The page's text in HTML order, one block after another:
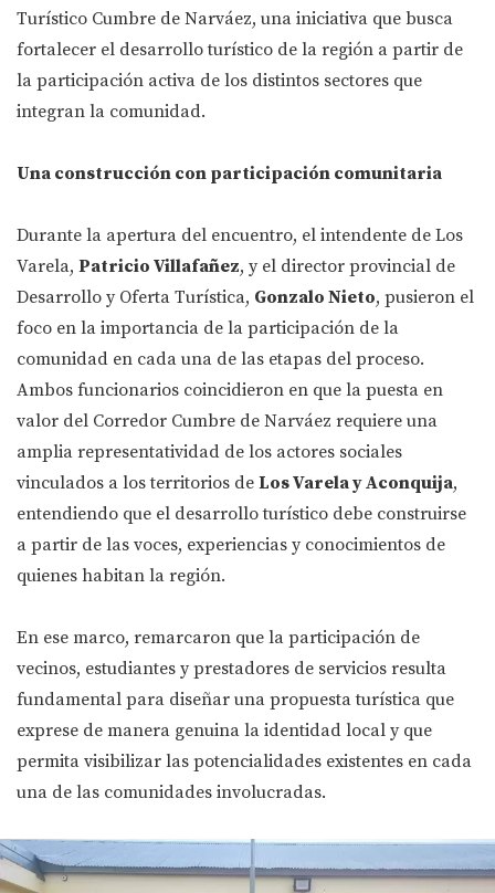
Turístico Cumbre de Narváez, una iniciativa que busca
fortalecer el desarrollo turístico de la región a partir de
la participación activa de los distintos sectores que
integran la comunidad.
Una construcción con participación comunitaria
Durante la apertura del encuentro, el intendente de Los
Varela, Patricio Villafañez, y el director provincial de
Desarrollo y Oferta Turística, Gonzalo Nieto, pusieron el
foco en la importancia de la participación de la
comunidad en cada una de las etapas del proceso.
Ambos funcionarios coincidieron en que la puesta en
valor del Corredor Cumbre de Narváez requiere una
amplia representatividad de los actores sociales
vinculados a los territorios de Los Varela y Aconquija,
entendiendo que el desarrollo turístico debe construirse
a partir de las voces, experiencias y conocimientos de
quienes habitan la región.
En ese marco, remarcaron que la participación de
vecinos, estudiantes y prestadores de servicios resulta
fundamental para diseñar una propuesta turística que
exprese de manera genuina la identidad local y que
permita visibilizar las potencialidades existentes en cada
una de las comunidades involucradas.